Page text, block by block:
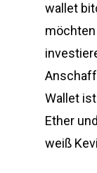
wallet
möchten
Wallet
Ether
weiß